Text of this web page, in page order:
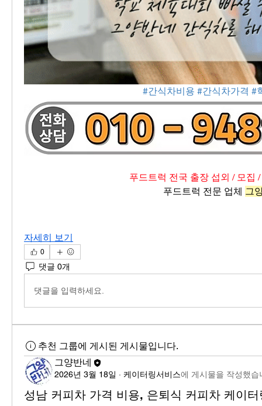
#간식차비용 #간식차가격 #
푸드트럭 전국 출장 섭외 / 모집
푸드트럭 전문 업체 그
자세히 보기
0
댓글 0개
댓글을 입력하세요.
추천 그룹에 게시된 게시물입니다.
그양반네
2026년 3월 18일 · 케이터링서비스에 게시물을 작성했습
성남 커피차 가격 비용, 은퇴식 커피차 케이